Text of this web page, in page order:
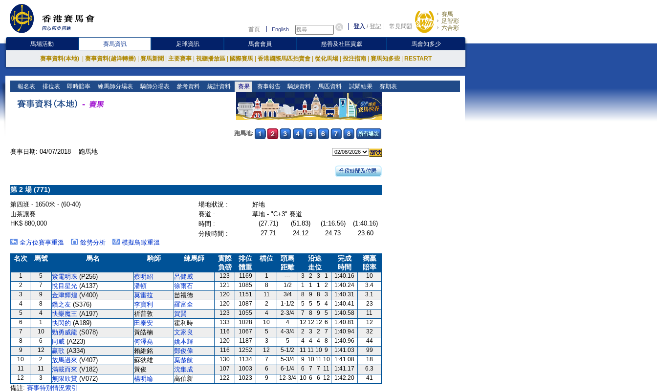
首頁 English 登入 /登記 常見問題
賽馬
足智彩
六合彩
馬場活動 賽馬資訊 足球資訊 馬會會員 慈善及社區貢獻 馬會知多少
賽事資料(本地) 賽事資料(越洋轉播) 賽馬新聞 主要賽事 視聽播放區 國際賽馬 香港國際馬匹拍賣會 從化馬場 投注指南 賽馬知多些 RESTART
報名表 排位表 即時賠率 練馬師分場表 騎師分場表 參考資料 統計資料 賽果 賽事報告 騎練資料 馬匹資料 試閘結果 賽期表
跑馬地:
賽事日期: 04/07/2018 跑馬地
第 2 場 (771)
第四班 - 1650米 - (60-40) 場地狀況 :
好地
山茶讓賽
賽道 :
草地 - "C+3" 賽道
HK$ 880,000
時間 : (27.71) (51.83) (1:16.56)
(1:40.16)
分段時間 :
27.71 24.12 24.73
23.60
全方位賽事重溫
餘勢分析 模擬鳥瞰重溫
名次 馬號 馬名 騎師 練馬師
實際
負磅
排位
體重
檔位
頭馬
距離
沿途
走位
完成
時間
獨贏
賠率
1 5 紫電明珠 (P256) 蔡明紹 呂健威 123 1169 1 --- 3 2 3 1 1:40.16
10
2
7 悅目星光 (A137) 潘頓 徐雨石 121 1085 8 1/2 1 1 1 2 1:40.24
3.4
3
9 金津輝煌 (V400) 莫雷拉 苗禮德 120 1151 11 3/4 8 9 8 3 1:40.31
3.1
4
8 鑽之友 (S376) 李寶利 羅富全 120 1087 2 1-1/2 5 5 5 4 1:40.41
23
5
4 快樂魔王 (A197) 祈普敦 賀賢 123 1055 4 2-3/4 7 8 9 5 1:40.58
11
6
1 快閃的 (A189) 田泰安 霍利時 133 1028 10 4 12 12 12 6 1:40.81
12
7
10 勁勇威龍 (S078) 黃皓楠 文家良 116 1067 5 4-3/4 2 3 2 7 1:40.94
32
8
6 同威 (A223) 何澤堯 姚本輝 120 1187 3 5 4 4 4 8 1:40.96
44
9
12 贏歌 (A334) 賴維銘 鄭俊偉 116 1252 12 5-1/2 11 11 10 9 1:41.03
99
10
2 放馬過來 (V407) 蘇狄雄 葉楚航 130 1134 7 5-3/4 9 10 11 10 1:41.08
18
11
11 滿載而來 (V182) 黃俊 沈集成 107 1003 6 6-1/4 6 7 7 11 1:41.17
6.3
12
3 無限欣賞 (V072) 楊明綸 高伯新 122 1023 9 12-3/4 10 6 6 12 1:42.20 41
備註: 賽事特別情況索引